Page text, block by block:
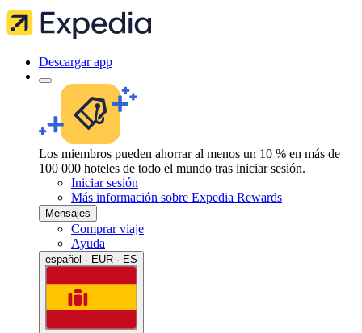
Descargar app
Los miembros pueden ahorrar al menos un 10 % en más de
100 000 hoteles de todo el mundo tras iniciar sesión.
Iniciar sesión
Más información sobre Expedia Rewards
Mensajes
Comprar viaje
Ayuda
español · EUR · ES